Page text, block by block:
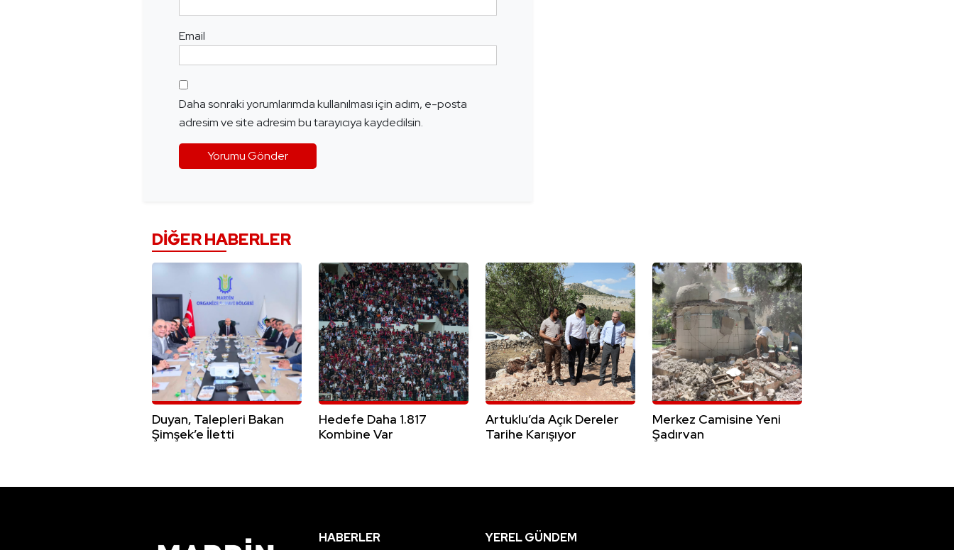
Email
Daha sonraki yorumlarımda kullanılması için adım, e-posta
adresim ve site adresim bu tarayıcıya kaydedilsin.
DIĞER HABERLER
Duyan, Talepleri Bakan
Şimşek’e İletti
Hedefe Daha 1.817
Kombine Var
Artuklu’da Açık Dereler
Tarihe Karışıyor
Merkez Camisine Yeni
Şadırvan
HABERLER YEREL GÜNDEM